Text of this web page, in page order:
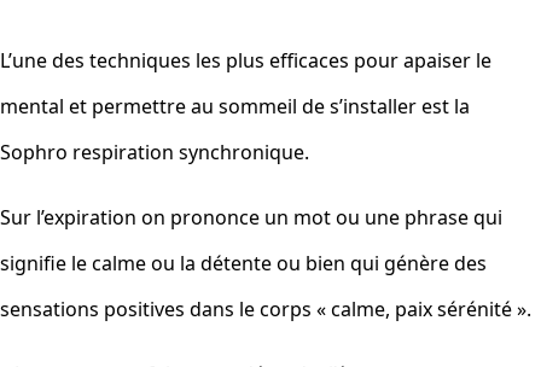
L’une des techniques les plus efficaces pour apaiser le
mental et permettre au sommeil de s’installer est la
Sophro respiration synchronique.
Sur l’expiration on prononce un mot ou une phrase qui
signifie le calme ou la détente ou bien qui génère des
sensations positives dans le corps « calme, paix sérénité ».